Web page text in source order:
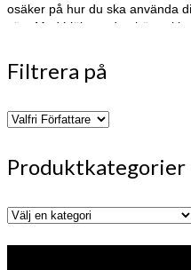
osäker på hur du ska använda
sätt. Med hjälp av den här
instruktioner gör att du kan
upptäcka nya som gamla
nya saker. Digitant är helt enkelt
använder den.
Filtrera på
Produktkategorier